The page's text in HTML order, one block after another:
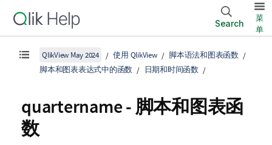
Search
菜
单
QlikView May 2024 使用 QlikView
脚本语法和图表函数
脚本和图表表达式中的函数
日期和时间函数
quartername - 脚本和图表函
数